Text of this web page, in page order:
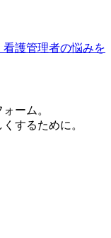
看護管理者の悩みを
ーム。
するために。